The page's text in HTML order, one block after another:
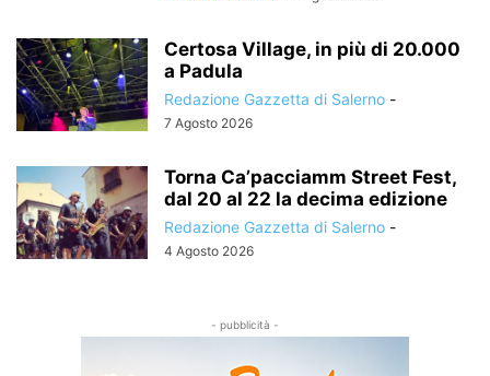
Certosa Village, in più di 20.000
a Padula
Redazione Gazzetta di Salerno -
7 Agosto 2026
Torna Ca’pacciamm Street Fest,
dal 20 al 22 la decima edizione
Redazione Gazzetta di Salerno -
4 Agosto 2026
- pubblicità -